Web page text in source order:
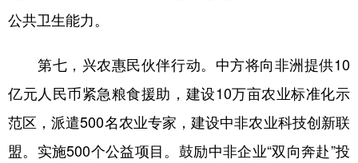
公共卫生能力。
第七，兴农惠民伙伴行动。中方将向非洲提供10
亿元人民币紧急粮食援助，建设10万亩农业标准化示
范区，派遣500名农业专家，建设中非农业科技创新联
盟。实施500个公益项目。鼓励中非企业“双向奔赴”投